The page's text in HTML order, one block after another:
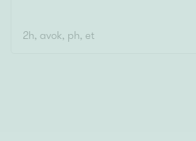
2h, avok, ph, et